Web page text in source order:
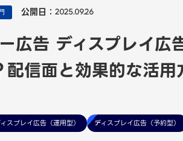
公開日： 2025.09.26
広告 ディスプレイ広
配信面と効果的な活用
スプレイ広告（運用型） ディスプレイ広告（予約型）